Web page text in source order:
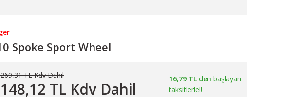
Spoke Sport Wheel
269,31 TL Kdv Dahil
148,12 TL Kdv Dahil
16,79 TL den başlayan
taksitlerle!!